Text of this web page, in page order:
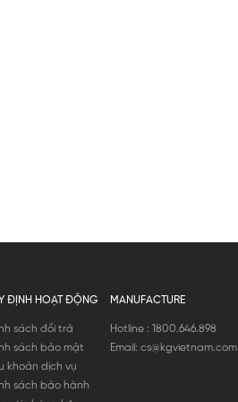
ĐỊNH HOẠT ĐỘNG
sách đổi trả
sách bảo mật
khoản dịch vụ
sách bảo hành
MANUFACTURE
Hotline : 1800.646.898
Email: cs@kgvietnam.com